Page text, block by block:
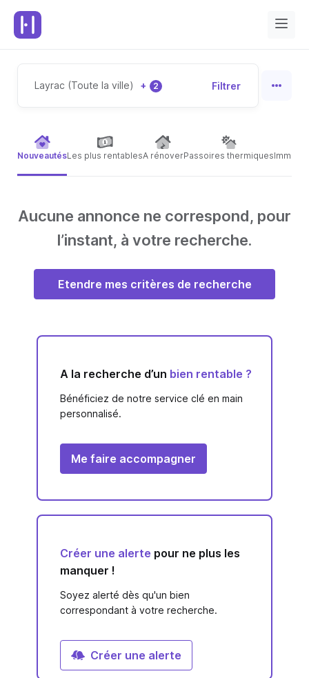
Layrac (Toute la ville) + 2 Filtrer
NouveautésLes plus rentablesA rénoverPassoires thermiques
Aucune annonce ne correspond, pour
l’instant, à votre recherche.
Etendre mes critères de recherche
A la recherche d’un bien rentable ?
Bénéficiez de notre service clé en main
personnalisé.
Me faire accompagner
Créer une alerte pour ne plus les
manquer !
Soyez alerté dès qu'un bien
correspondant à votre recherche.
Créer une alerte